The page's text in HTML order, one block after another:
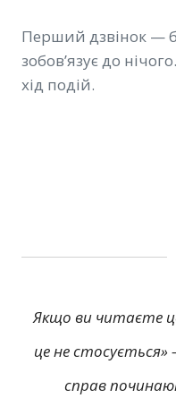
Перший дзвінок —
зобов’язує до
хід подій.
Якщо ви читаєте
це не
справ